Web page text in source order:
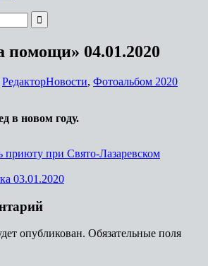
помощи» 04.01.2020
РедакторНовости, Фотоальбом 2020
в новом году.
при Свято-Лазаревском
03.01.2020
опубликован. Обязательные поля